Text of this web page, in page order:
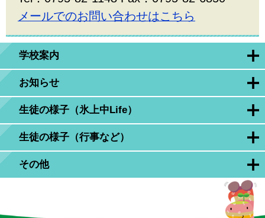
学校案内
お知らせ
生徒の様子（氷上中Life）
生徒の様子（行事など）
その他
メールでのお問い合わせはこちら